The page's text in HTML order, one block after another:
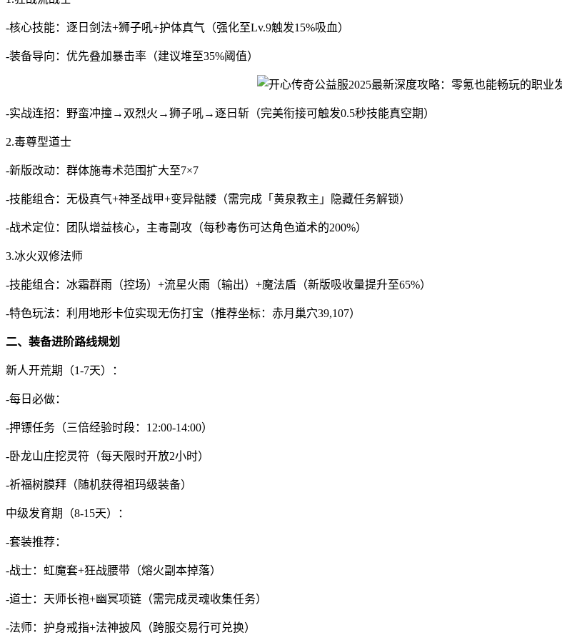
-核心技能：逐日剑法+狮子吼+护体真气（强化至Lv.9触发15%吸血）
-装备导向：优先叠加暴击率（建议堆至35%阈值）
-实战连招：野蛮冲撞→双烈火→狮子吼→逐日斩（完美衔接可触发0.5秒技能真空期）
2.毒尊型道士
-新版改动：群体施毒术范围扩大至7×7
-技能组合：无极真气+神圣战甲+变异骷髅（需完成「黄泉教主」隐藏任务解锁）
-战术定位：团队增益核心，主毒副攻（每秒毒伤可达角色道术的200%）
3.冰火双修法师
-技能组合：冰霜群雨（控场）+流星火雨（输出）+魔法盾（新版吸收量提升至65%）
-特色玩法：利用地形卡位实现无伤打宝（推荐坐标：赤月巢穴39,107）
二、装备进阶路线规划
新人开荒期（1-7天）：
-每日必做：
-押镖任务（三倍经验时段：12:00-14:00）
-卧龙山庄挖灵符（每天限时开放2小时）
-祈福树膜拜（随机获得祖玛级装备）
中级发育期（8-15天）：
-套装推荐：
-战士：虹魔套+狂战腰带（熔火副本掉落）
-道士：天师长袍+幽冥项链（需完成灵魂收集任务）
-法师：护身戒指+法神披风（跨服交易行可兑换）